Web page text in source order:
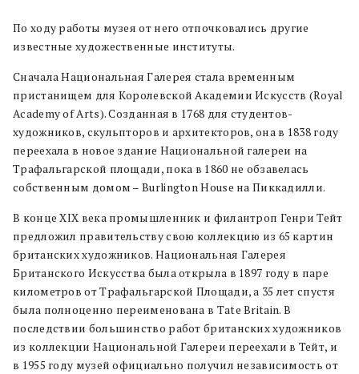
По ходу работы музея от него отпочковались другие
известные художественные институты.
Сначала Национальная Галерея стала временным
пристанищем для Королевской Академии Искусств (Royal
Academy of Arts). Созданная в 1768 для студентов-
художников, скульпторов и архитекторов, она в 1838 году
переехала в новое здание Национальной галереи на
Трафальгарской площади, пока в 1860 не обзавелась
собственным домом – Burlington House на Пиккадилли.
В конце XIX века промышленник и филантроп Генри Тейт
предложил правительству свою коллекцию из 65 картин
британских художников. Национальная Галерея
Британского Искусства была открыла в 1897 году в паре
километров от Трафальгарской Площади, а 35 лет спустя
была полноценно переименована в Tate Britain. В
последствии большинство работ британских художников
из коллекции Национальной Галереи переехали в Тейт, и
в 1955 году музей официально получил независимость от